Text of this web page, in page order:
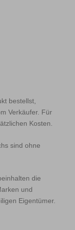
bestellst,
Verkäufer. Für
Kosten.
sind ohne
die
und
Eigentümer.